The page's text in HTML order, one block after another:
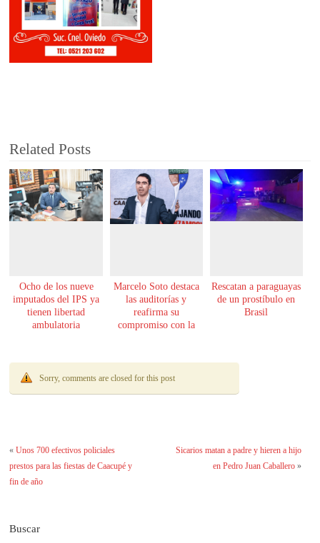
Related Posts
Ocho de los nueve
imputados del IPS ya
tienen libertad
ambulatoria
Marcelo Soto destaca
las auditorías y
reafirma su
compromiso con la
Rescatan a paraguayas
de un prostíbulo en
Brasil
Sorry, comments are closed for this post
«Unos 700 efectivos policiales
prestos para las fiestas de Caacupé y
fin de año
Sicarios matan a padre y hieren a hijo
en Pedro Juan Caballero»
Buscar